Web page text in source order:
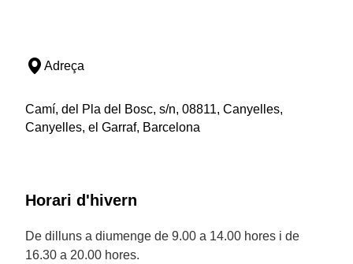
Adreça
Camí, del Pla del Bosc, s/n, 08811, Canyelles,
Canyelles, el Garraf, Barcelona
Horari d'hivern
De dilluns a diumenge de 9.00 a 14.00 hores i de
16.30 a 20.00 hores.